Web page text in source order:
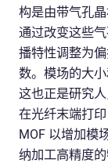
构是由带气孔
通过改变这些
播特性调整为
数。模场的大
这也正是研究
在光纤末端打
MOF 以增加模
纳加工高精度